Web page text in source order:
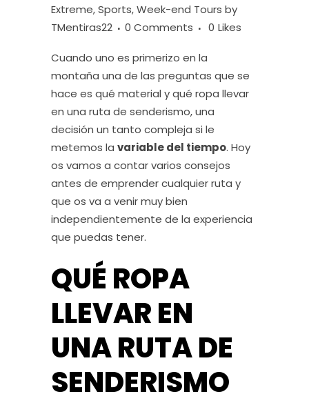
Extreme,Sports,Week-end Tours by
TMentiras22
0 Comments 0 Likes
Cuando uno es primerizo en la
montaña una de las preguntas que se
hace es qué material y qué ropa llevar
en una ruta de senderismo, una
decisión un tanto compleja si le
metemos la variable del tiempo. Hoy
os vamos a contar varios consejos
antes de emprender cualquier ruta y
que os va a venir muy bien
independientemente de la experiencia
que puedas tener.
QUÉ ROPA
LLEVAR EN
UNA RUTA DE
SENDERISMO